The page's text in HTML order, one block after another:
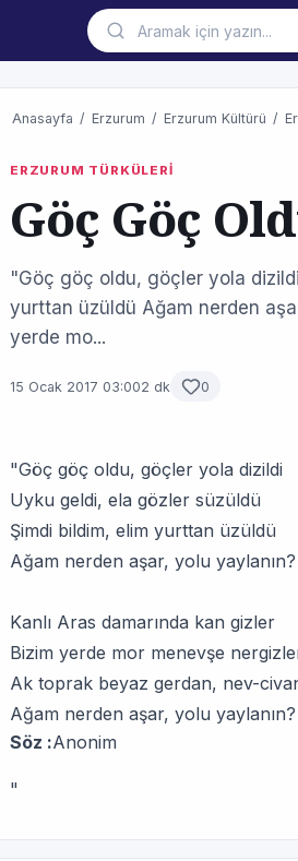
Anasayfa / Erzurum / Erzurum Kültürü /
ERZURUM TÜRKÜLERİ
Göç Göç
"Göç göç oldu, göçler yola
yurttan üzüldü Ağam nerden
yerde mo...
15 Ocak 2017 03:002 dk 0
"Göç göç oldu, göçler yola dizildi
Uyku geldi, ela gözler süzüldü
Şimdi bildim, elim yurttan üzüldü
Ağam nerden aşar, yolu yaylanın?
Kanlı Aras damarında kan gizler
Bizim yerde mor menevşe
Ak toprak beyaz gerdan, nev-
Ağam nerden aşar, yolu yaylanın?
Söz :Anonim
"